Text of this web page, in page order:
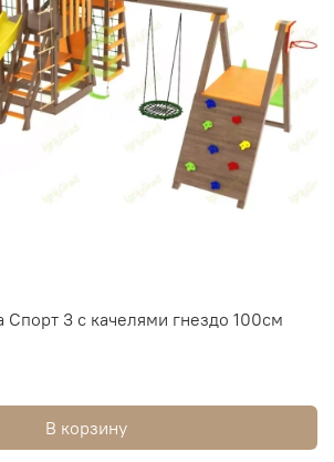
Спорт 3 с качелями гнездо 100см
В корзину